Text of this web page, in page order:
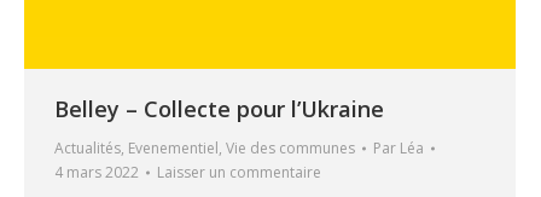
Belley – Collecte pour l’Ukraine
Actualités, Evenementiel, Vie des communes Par Léa
4 mars 2022
Laisser un commentaire